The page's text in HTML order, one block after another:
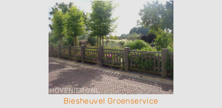
Biesheuvel Groenservice